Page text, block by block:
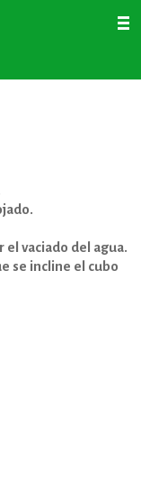
Contacto
vaciado del agua.
se incline el cubo